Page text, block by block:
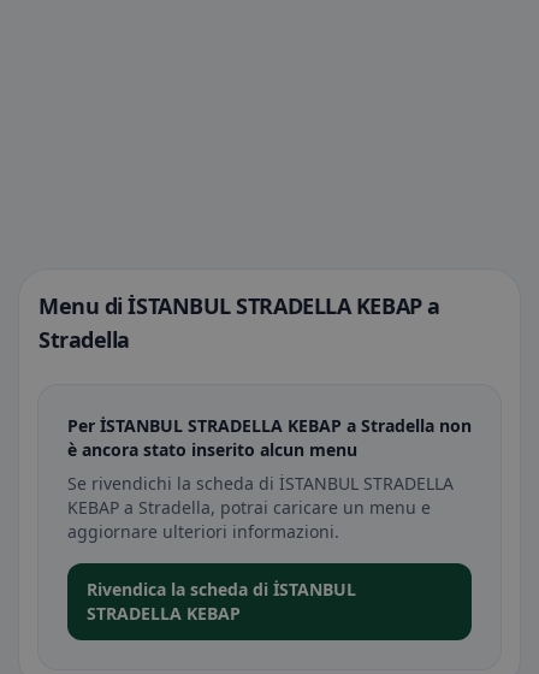
Menu di İSTANBUL STRADELLA KEBAP a
Stradella
Per İSTANBUL STRADELLA KEBAP a Stradella non
è ancora stato inserito alcun menu
Se rivendichi la scheda di İSTANBUL STRADELLA
KEBAP a Stradella, potrai caricare un menu e
aggiornare ulteriori informazioni.
Rivendica la scheda di İSTANBUL
STRADELLA KEBAP